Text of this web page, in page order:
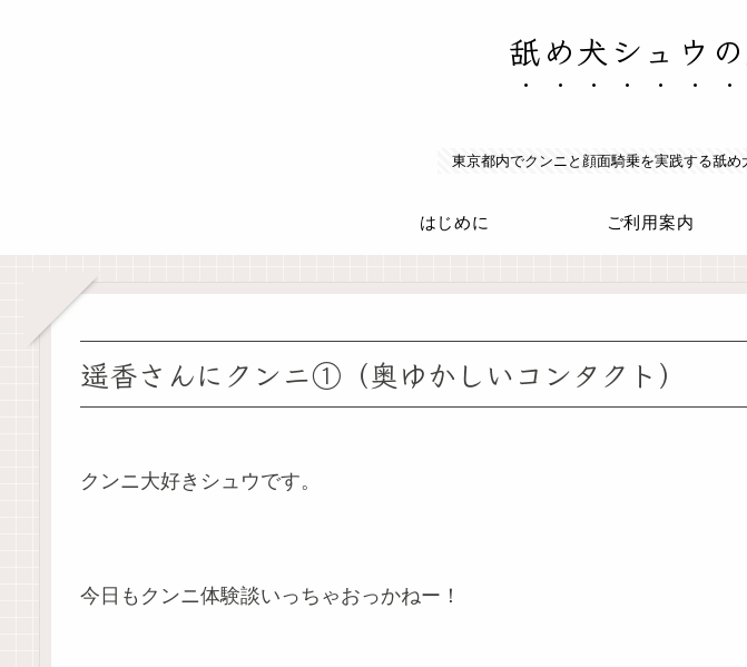
舐め犬シュウ
東京都内でクンニと顔面騎乗を実践する舐
はじめに ご利用案内
遥香さんにクンニ①（奥ゆかしいコンタクト）
クンニ大好きシュウです。
今日もクンニ体験談いっちゃおっかねー！